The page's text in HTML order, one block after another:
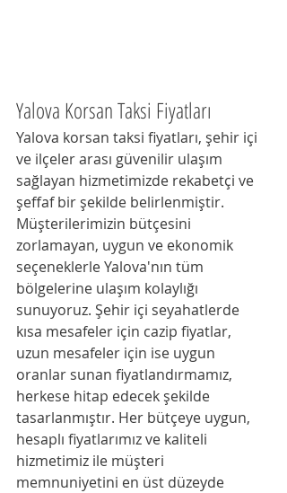
Yalova Korsan Taksi Fiyatları
Yalova korsan taksi fiyatları, şehir içi
ve ilçeler arası güvenilir ulaşım
sağlayan hizmetimizde rekabetçi ve
şeffaf bir şekilde belirlenmiştir.
Müşterilerimizin bütçesini
zorlamayan, uygun ve ekonomik
seçeneklerle Yalova'nın tüm
bölgelerine ulaşım kolaylığı
sunuyoruz. Şehir içi seyahatlerde
kısa mesafeler için cazip fiyatlar,
uzun mesafeler için ise uygun
oranlar sunan fiyatlandırmamız,
herkese hitap edecek şekilde
tasarlanmıştır. Her bütçeye uygun,
hesaplı fiyatlarımız ve kaliteli
hizmetimiz ile müşteri
memnuniyetini en üst düzeyde